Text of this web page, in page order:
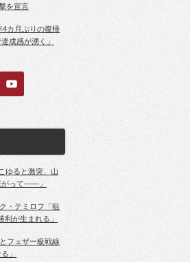
を宣言
4カ月ぶりの復帰
成感が湧く」
ゆると激突、山
がって――」
・テミロフ「狙
が生まれる」
フェザー級戦線
」